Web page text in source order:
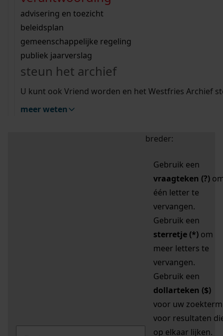
bouwvergunningen
omgevingsvergunningen
vergunningen
beeld en geluid
uitleg nodig?
Wij helpen u op weg met een aantal zoektips.
bekijk alle zoektips
Wij helpen u op weg met een aantal zoektips.
bekijk alle zoektips
bekijk ons geschiedenislokaal
advisering en toezicht
beleidsplan
gemeenschappelijke regeling
publiek jaarverslag
steun het archief
U kunt ook Vriend worden en het Westfries Archief
meer weten
zoektips
Mijn Studiezaal (inloggen)
uw zoekopdracht te
breder:
Gebruik een
vraagteken (?)
één letter te
vervangen.
Gebruik een
sterretje (*) om
meer letters te
vervangen.
Gebruik een
dollarteken ($)
voor uw zoekterm
voor resultaten
op elkaar lijken.